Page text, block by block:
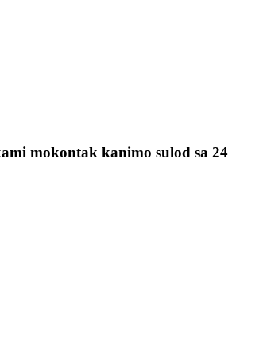
mokontak kanimo sulod sa 24